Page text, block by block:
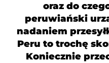
oraz do
peruwiański
nadaniem
Peru to trochę
Koniecznie